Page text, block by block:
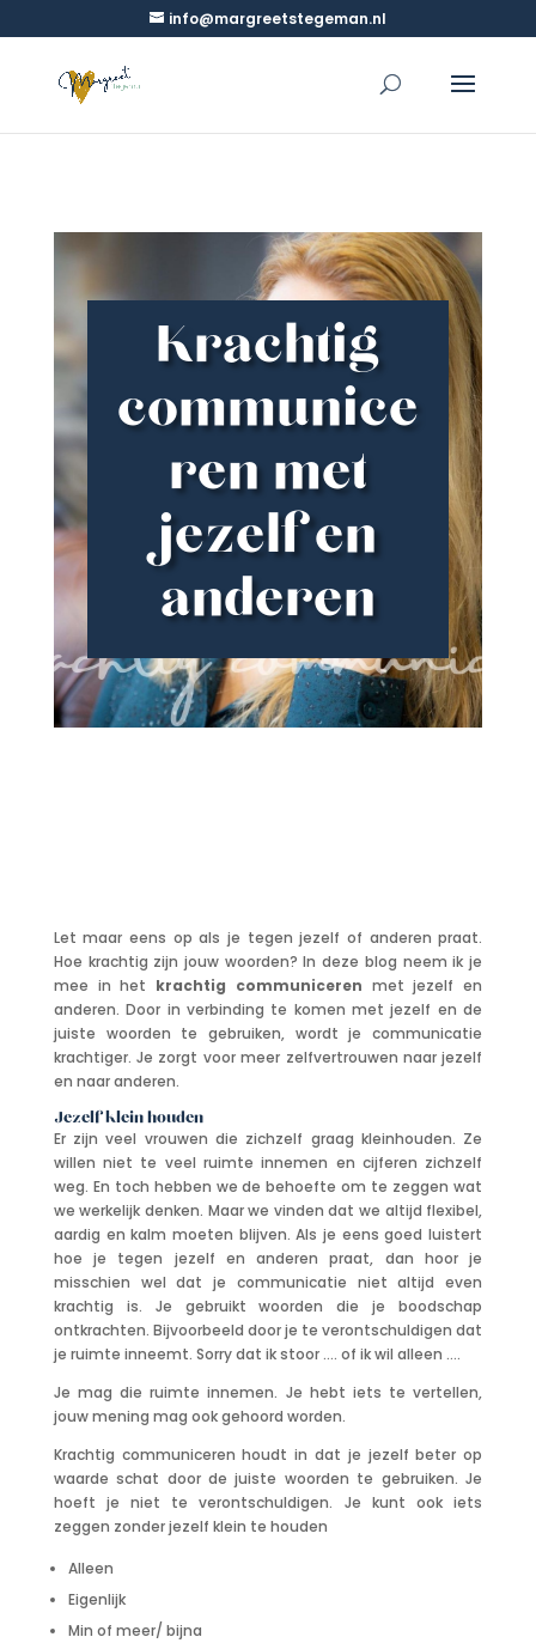
info@margreetstegeman.nl
Krachtig
communice
ren met
jezelf en
anderen
Let maar eens op als je tegen jezelf of anderen praat.
Hoe krachtig zijn jouw woorden? In deze blog neem ik je
mee in het krachtig communiceren met jezelf en
anderen. Door in verbinding te komen met jezelf en de
juiste woorden te gebruiken, wordt je communicatie
krachtiger. Je zorgt voor meer zelfvertrouwen naar jezelf
en naar anderen.
Jezelf klein houden
Er zijn veel vrouwen die zichzelf graag kleinhouden. Ze
willen niet te veel ruimte innemen en cijferen zichzelf
weg. En toch hebben we de behoefte om te zeggen wat
we werkelijk denken. Maar we vinden dat we altijd flexibel,
aardig en kalm moeten blijven. Als je eens goed luistert
hoe je tegen jezelf en anderen praat, dan hoor je
misschien wel dat je communicatie niet altijd even
krachtig is. Je gebruikt woorden die je boodschap
ontkrachten. Bijvoorbeeld door je te verontschuldigen dat
je ruimte inneemt. Sorry dat ik stoor …. of ik wil alleen ….
Je mag die ruimte innemen. Je hebt iets te vertellen,
jouw mening mag ook gehoord worden.
Krachtig communiceren houdt in dat je jezelf beter op
waarde schat door de juiste woorden te gebruiken. Je
hoeft je niet te verontschuldigen. Je kunt ook iets
zeggen zonder jezelf klein te houden
Alleen
Eigenlijk
Min of meer/ bijna